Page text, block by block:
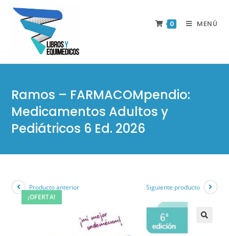
0 MENÚ
Ramos – FARMACOMpendio:
Medicamentos Adultos y
Pediátricos 6 Ed. 2026
¡OFERTA!
Producto anterior Siguiente producto